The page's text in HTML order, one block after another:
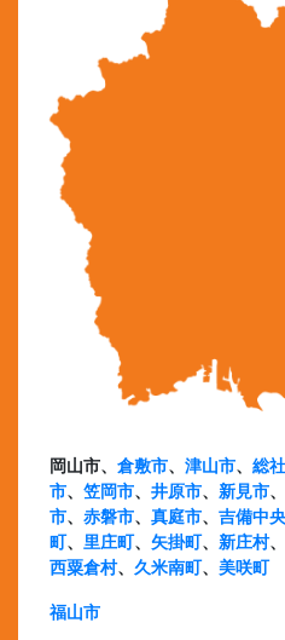
岡山市、 倉敷市、 津山市、 総
市、 笠岡市、 井原市、 新見市、
市、 赤磐市、 真庭市、 吉備中
町、 里庄町、 矢掛町、 新庄村、
西粟倉村、 久米南町、 美咲町
福山市